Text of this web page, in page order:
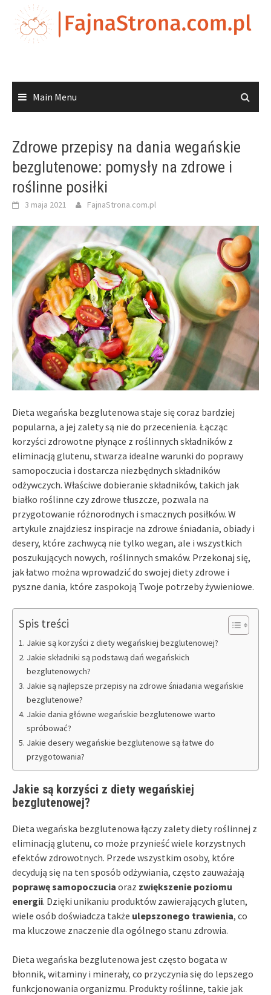
content
Main Menu
Zdrowe przepisy na dania wegańskie
bezglutenowe: pomysły na zdrowe i
roślinne posiłki
3 maja 2021 FajnaStrona.com.pl
Dieta wegańska bezglutenowa staje się coraz bardziej
popularna, a jej zalety są nie do przecenienia. Łącząc
korzyści zdrowotne płynące z roślinnych składników z
eliminacją glutenu, stwarza idealne warunki do poprawy
samopoczucia i dostarcza niezbędnych składników
odżywczych. Właściwe dobieranie składników, takich jak
białko roślinne czy zdrowe tłuszcze, pozwala na
przygotowanie różnorodnych i smacznych posiłków. W
artykule znajdziesz inspiracje na zdrowe śniadania, obiady i
desery, które zachwycą nie tylko wegan, ale i wszystkich
poszukujących nowych, roślinnych smaków. Przekonaj się,
jak łatwo można wprowadzić do swojej diety zdrowe i
pyszne dania, które zaspokoją Twoje potrzeby żywieniowe.
Spis treści
Jakie są korzyści z diety wegańskiej bezglutenowej?
Jakie składniki są podstawą dań wegańskich
bezglutenowych?
Jakie są najlepsze przepisy na zdrowe śniadania wegańskie
bezglutenowe?
Jakie dania główne wegańskie bezglutenowe warto
spróbować?
Jakie desery wegańskie bezglutenowe są łatwe do
przygotowania?
Jakie są korzyści z diety wegańskiej
bezglutenowej?
Dieta wegańska bezglutenowa łączy zalety diety roślinnej z
eliminacją glutenu, co może przynieść wiele korzystnych
efektów zdrowotnych. Przede wszystkim osoby, które
decydują się na ten sposób odżywiania, często zauważają
poprawę samopoczucia oraz zwiększenie poziomu
energii. Dzięki unikaniu produktów zawierających gluten,
wiele osób doświadcza także ulepszonego trawienia, co
ma kluczowe znaczenie dla ogólnego stanu zdrowia.
Dieta wegańska bezglutenowa jest często bogata w
błonnik, witaminy i minerały, co przyczynia się do lepszego
funkcjonowania organizmu. Produkty roślinne, takie jak